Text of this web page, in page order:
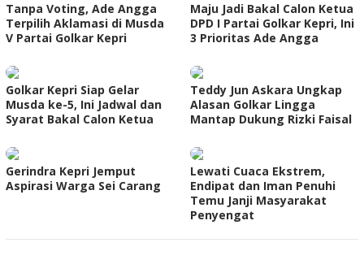
Tanpa Voting, Ade Angga
Terpilih Aklamasi di Musda
V Partai Golkar Kepri
Maju Jadi Bakal Calon Ketua
DPD I Partai Golkar Kepri, Ini
3 Prioritas Ade Angga
Golkar Kepri Siap Gelar
Musda ke-5, Ini Jadwal dan
Syarat Bakal Calon Ketua
Teddy Jun Askara Ungkap
Alasan Golkar Lingga
Mantap Dukung Rizki Faisal
Gerindra Kepri Jemput
Aspirasi Warga Sei Carang
Lewati Cuaca Ekstrem,
Endipat dan Iman Penuhi
Temu Janji Masyarakat
Penyengat